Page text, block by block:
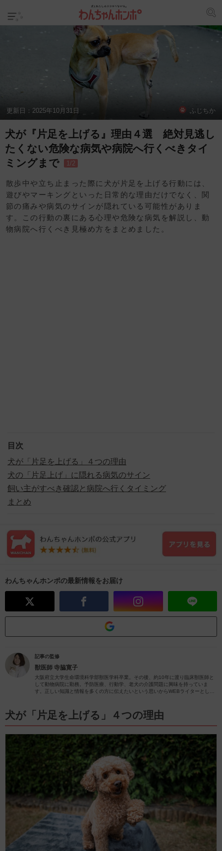
更新日： 2025年10月31日 ふじちか
犬が『片足を上げる』理由４選 絶対見逃し
たくない危険な病気や病院へ行くべきタイ
ミングまで
1/2
散歩中や立ち止まった際に犬が片足を上げる行動には、
遊びやマーキングといった日常的な理由だけでなく、関
節の痛みや病気のサインが隠れている可能性がありま
す。この行動の裏にある心理や危険な病気を解説し、動
物病院へ行くべき見極め方をまとめました。
目次
犬が「片足を上げる」４つの理由
犬の「片足上げ」に隠れる病気のサイン
飼い主がすべき確認と病院へ行くタイミング
まとめ
わんちゃんホンポの最新情報をお届け
記事の監修
獣医師 寺脇寛子
大阪府立大学生命環境科学部獣医学科卒業。その後、約10年に渡り臨床獣医師と
して動物病院に勤務。予防医療、行動学、老犬の介護問題に興味を持っていま
す。正しい知識と情報を多くの方に伝えたいという思いからWEBライターとして
犬が「片足を上げる」４つの理由